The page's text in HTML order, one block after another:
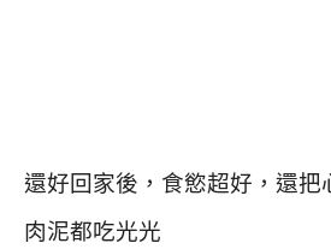
還好回家後，食慾超好，還把
肉泥都吃光光